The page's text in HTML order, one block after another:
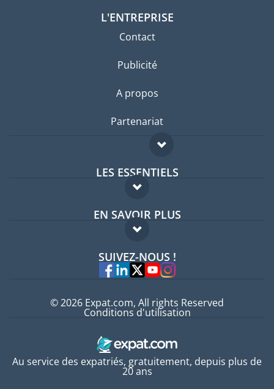
L'ENTREPRISE
Contact
Publicité
A propos
Partenariat
LES ESSENTIELS
Forum expatriés
Guides pays
EN SAVOIR PLUS
FAQ
Experts
SUIVEZ-NOUS !
Au service des expatriés, gratuitement, depuis plus de
20 ans
© 2026 Expat.com, All rights Reserved
Conditions d'utilisation